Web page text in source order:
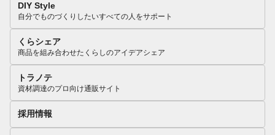
DIY Style
自分でものづくりしたいすべての人をサポート
くらシェア
商品を組み合わせたくらしのアイデアシェア
トラノテ
資材調達のプロ向け通販サイト
採用情報